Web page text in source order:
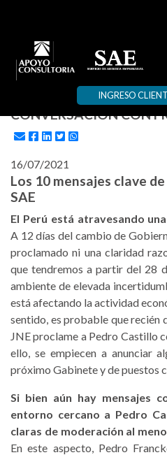
INGRESO
CONVERSACION CON
16/07/2021
Los 10 mensajes clave
SAE
El Perú está atravesando
A 12 días del cambio de
proclamado ni una claridad
que tendremos a partir del 28
ambiente de elevada
está afectando la actividad
sentido, es probable que recién
JNE proclame a Pedro Castillo
ello, se empiecen a anunciar
próximo Gabinete y de puestos
Si bien aún hay mensajes
entorno cercano a Pedro
claras de moderación al
En este aspecto, Pedro